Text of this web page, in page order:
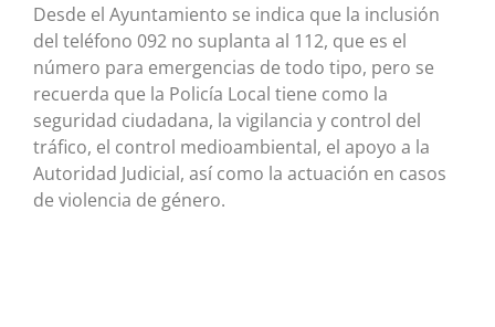
Desde el Ayuntamiento se indica que la inclusión
del teléfono 092 no suplanta al 112, que es el
número para emergencias de todo tipo, pero se
recuerda que la Policía Local tiene como la
seguridad ciudadana, la vigilancia y control del
tráfico, el control medioambiental, el apoyo a la
Autoridad Judicial, así como la actuación en casos
de violencia de género.